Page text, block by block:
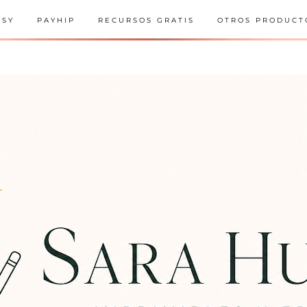
PAYHIP RECURSOS GRATIS OTROS